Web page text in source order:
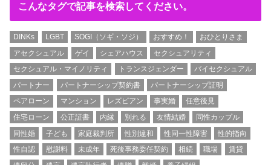
こんなタグで記事を検索してください。
DINKs LGBT SOGI（ソギ・ソジ） おすすめ！
おひとりさま
アセクシュアル
ゲイ シェアハウス
セクシュアリティ
セクシュアル・マイノリティ
トランスジェンダー
バイセクシュアル
パートナー
パートナーシップ契約書
パートナーシップ証明
ペアローン
マンション レズビアン 事実婚
任意後見
住宅ローン
公正証書 内縁 別れる 友情結婚
同性カップル
同性婚
子ども 家庭裁判所 性別違和 性同一性障害
性的指向
性自認
慰謝料 未成年 死後事務委任契約 相続 職場
賃貸